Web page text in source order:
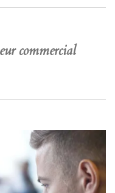
commercial